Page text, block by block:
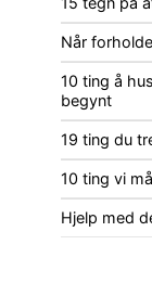
Når
10 ting å
begynt
19 ting du
10 ting vi
Hjelp med